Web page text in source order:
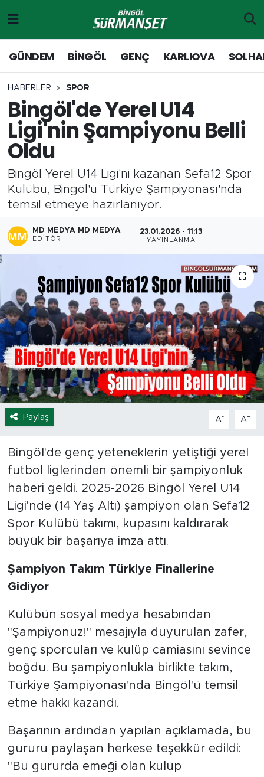
GÜNDEM BİNGÖL GENÇ KARLIOVA
HABERLER SPOR
Bingöl'de Yerel U14
Ligi'nin Şampiyonu Belli
Oldu
Bingöl Yerel U14 Ligi'ni kazanan Sefa12 Spor
Kulübü, Bingöl'ü Türkiye Şampiyonası'nda
temsil etmeye hazırlanıyor.
MD MEDYA MD MEDYA
EDITÖR
23.01.2026 - 11:13
YAYINLANMA
Paylaş A- A+
Bingöl'de genç yeteneklerin yetiştiği yerel
futbol liglerinden önemli bir şampiyonluk
haberi geldi. 2025-2026 Bingöl Yerel U14
Ligi'nde (14 Yaş Altı) şampiyon olan Sefa12
Spor Kulübü takımı, kupasını kaldırarak
büyük bir başarıya imza attı.
Şampiyon Takım Türkiye Finallerine
Gidiyor
Kulübün sosyal medya hesabından
"Şampiyonuz!" mesajıyla duyurulan zafer,
genç sporcuları ve kulüp camiasını sevince
boğdu. Bu şampiyonlukla birlikte takım,
Türkiye Şampiyonası'nda Bingöl'ü temsil
etme hakkı kazandı.
Başarının ardından yapılan açıklamada, bu
gururu paylaşan herkese teşekkür edildi:
"Bu gururda emeği olan kulüp
Genç
Solhan
Karlıova
Yayladere-Yedisu
MD Prestij Dergisi
Siyaset
Spor
Yaşam
Sağlık
Eğitim
Ekonomi
Tavz Der
Bingöl Kaza Haberleri
Merkez Hava Durumu
Merkez Trafik Yoğunluk Haritası
Süper Lig Puan Durumu ve Fikstür
Son Dakika Haberleri
Haber Arşivi